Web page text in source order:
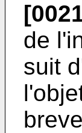
de
suit